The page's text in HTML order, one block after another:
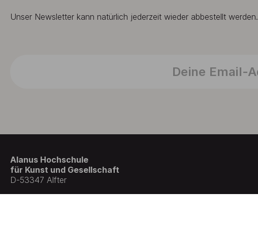
Unser Newsletter kann natürlich jederzeit wieder abbestellt werden.
Alanus Hochschule
für Kunst und Gesellschaft
D-53347 Alfter